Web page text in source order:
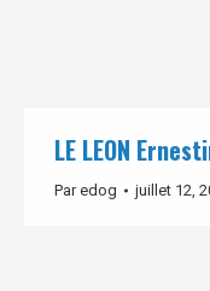
LE LEON
Paredog juillet 12,